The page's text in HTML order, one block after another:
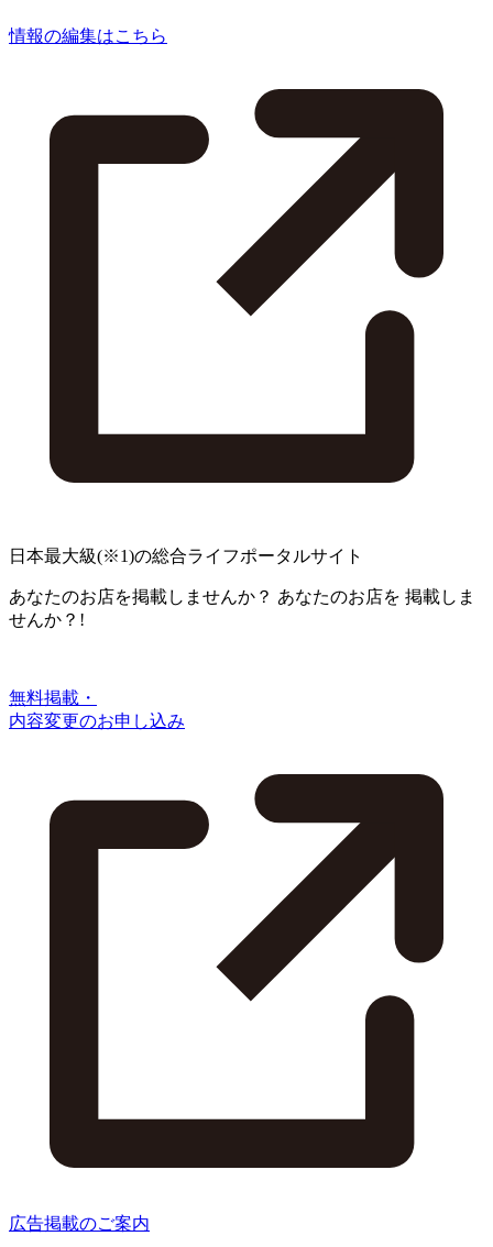
情報の編集はこちら
日本最大級(※1)の総合ライフポータルサイト
あなたのお店を掲載しませんか？ あなたのお店を 掲載しま
せんか？!
無料掲載・
内容変更のお申し込み
広告掲載のご案内